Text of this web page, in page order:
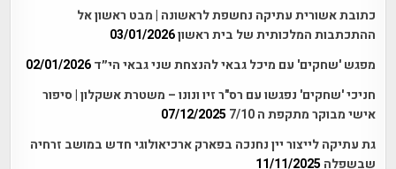
כתובת אשורית עתיקה נחשפת לראשונה | מבט ראשון אל
ההתכתבות המלכותית של בית ראשון03/01/2026
מפגש 'שחקים' עם מיכל גבאי להנצחת שני גבאי הי״ד 02/01/2026
חניכי 'שחקים' נפגשו עם רס"ר זיו ונונו – משטרת אשקלון | סיפור
אישי מבוקר מתקפת ה 7/10
07/12/2025
גת עתיקה לייצור יין נחנכה בפארק ארכיאולוגי חדש במושב זרחיה
שבשפלה 11/11/2025